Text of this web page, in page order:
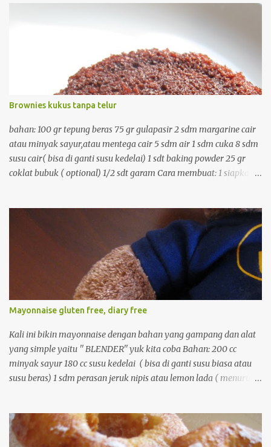
Brownies kukus tanpa telur
bahan: 100 gr tepung beras 75 gr gulapasir 2 sdm margarine cair
atau minyak sayur,atau mentega cair 5 sdm air 1 sdm cuka 8 sdm
susu cair( bisa di ganti susu kedelai) 1 sdt baking powder 25 gr
coklat bubuk ( optional) 1/2 sdt garam Cara membuat: 1 siapkan
masukkan ke cetakan yang telah di poles margarine. 5. kukus
dengan api besar sekitar 15 menit, hidangkan
Mayonnaise gluten free, diary free
Kali ini bikin mayonnaise dengan bahan yang gampang dan alat
yang simple yaitu '' BLENDER'' yuk kita coba Bahan: 200 cc
minyak sayur 180 cc susu kedelai ( bisa di ganti susu biasa atau
susu beras) 1 sdm perasan jeruk nipis atau lemon lada ( menurut
kedelai ke dalam blender. ( kalau ada blender yang kecil yang
untuk menghaluskan sambal lebih baik) dan blender selama 5